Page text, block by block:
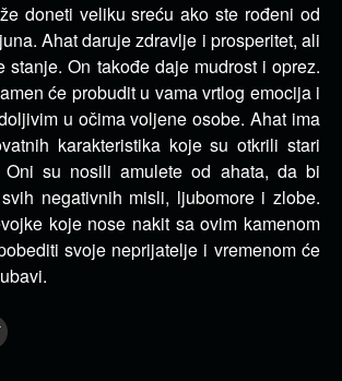
doneti veliku sreću ako ste rođeni od
Ahat daruje zdravlje i prosperitet, ali
stanje. On takođe daje mudrost i oprez.
će probudit u vama vrtlog emocija i
u očima voljene osobe. Ahat ima
karakteristika koje su otkrili stari
su nosili amulete od ahata, da bi
negativnih misli, ljubomore i zlobe.
koje nose nakit sa ovim kamenom
svoje neprijatelje i vremenom će